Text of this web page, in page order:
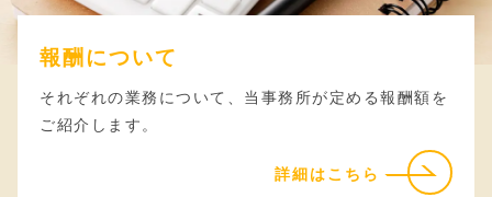
報酬について
それぞれの業務について、当事務所が定める報酬額を
ご紹介します。
詳細はこちら